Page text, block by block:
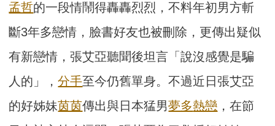
孟哲的一段情鬧得轟轟烈烈，不料年初男方斬
斷3年多戀情，臉書好友也被刪除，更傳出疑似
有新戀情，張艾亞聽聞後坦言「說沒感覺是騙
人的」，分手至今仍舊單身。不過近日張艾亞
的好姊妹茵茵傳出與日本猛男夢多熱戀 ，在節